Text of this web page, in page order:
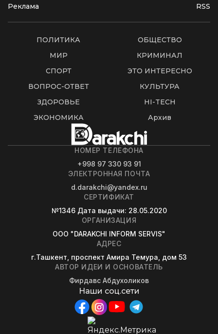
Реклама RSS
ПОЛИТИКА
ОБЩЕСТВО
МИР
КРИМИНАЛ
СПОРТ
ЭТО ИНТЕРЕСНО
ВОПРОС-ОТВЕТ
КУЛЬТУРА
ЗДОРОВЬЕ
HI-TECH
ЭКОНОМИКА
Архив
НОМЕР ТЕЛЕФОНА
+998 97 330 93 91
ЭЛЕКТРОННАЯ ПОЧТА
d.darakchi@yandex.ru
СЕРТИФИКАТ
№1346 Дата выдачи: 28.05.2020
ОРГАНИЗАЦИЯ
OOO "DARAKCHI INFORM SERVIS"
АДРЕС
г.Ташкент, проспект Амира Темура, дом 53
АВТОР ИДЕИ И ОСНОВАТЕЛЬ
Фирдавс Абдухоликов
Наши соц.сети